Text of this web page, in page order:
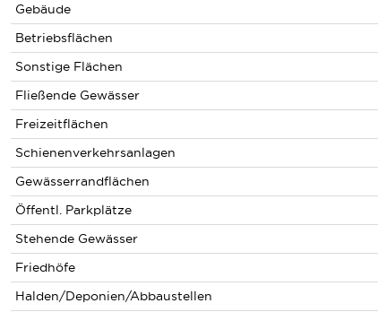
Gebäude
Betriebsflächen
Sonstige Flächen
Fließende Gewässer
Freizeitflächen
Schienenverkehrsanlagen
Gewässerrandflächen
Öffentl. Parkplätze
Stehende Gewässer
Friedhöfe
Halden/Deponien/Abbaustellen